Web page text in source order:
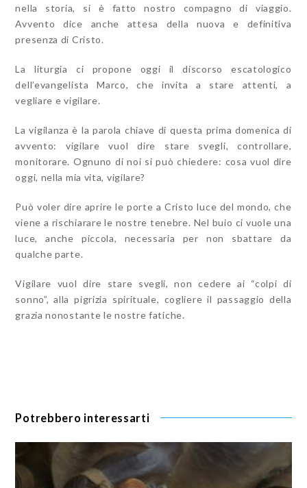
nella storia, si è fatto nostro compagno di viaggio.
Avvento dice anche attesa della nuova e definitiva
presenza di Cristo.
La liturgia ci propone oggi il discorso escatologico
dell’evangelista Marco, che invita a stare attenti, a
vegliare e vigilare.
La vigilanza è la parola chiave di questa prima domenica di
avvento: vigilare vuol dire stare svegli, controllare,
monitorare. Ognuno di noi si può chiedere: cosa vuol dire
oggi, nella mia vita, vigilare?
Può voler dire aprire le porte a Cristo luce del mondo, che
viene a rischiarare le nostre tenebre. Nel buio ci vuole una
luce, anche piccola, necessaria per non sbattare da
qualche parte.
Vigilare vuol dire stare svegli, non cedere ai “colpi di
sonno”, alla pigrizia spirituale, cogliere il passaggio della
grazia nonostante le nostre fatiche.
Potrebbero interessarti